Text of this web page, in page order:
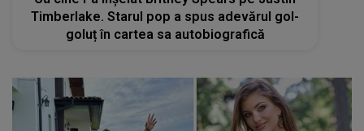
Timberlake. Starul pop a spus adevărul gol-
goluț în cartea sa autobiografică